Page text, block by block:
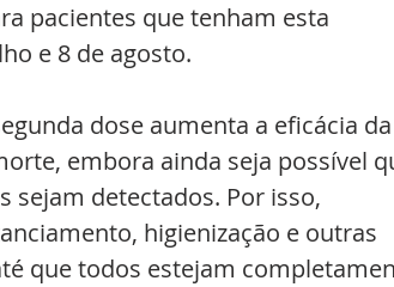
pacientes que tenham esta
e 8 de agosto.
dose aumenta a eficácia
embora ainda seja possível
sejam detectados. Por isso,
higienização e outras
que todos estejam